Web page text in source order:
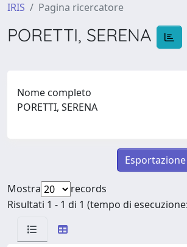
IRIS Pagina ricercatore
PORETTI, SERENA
Nome completo
PORETTI, SERENA
Esportazione
Mostra
records
Risultati 1 - 1 di 1 (tempo di